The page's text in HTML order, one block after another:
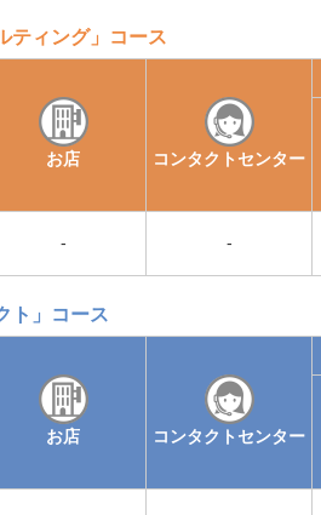
ティング」コース
お店
コンタクトセンター
- -
ト」コース
お店
コンタクトセンター